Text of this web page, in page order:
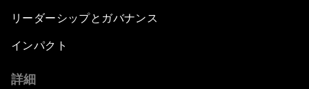
リーダーシップとガバナンス
インパクト
詳細